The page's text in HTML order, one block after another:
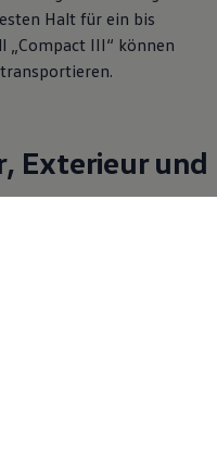
Halt für ein bis
„Compact III“ können
Exterieur und